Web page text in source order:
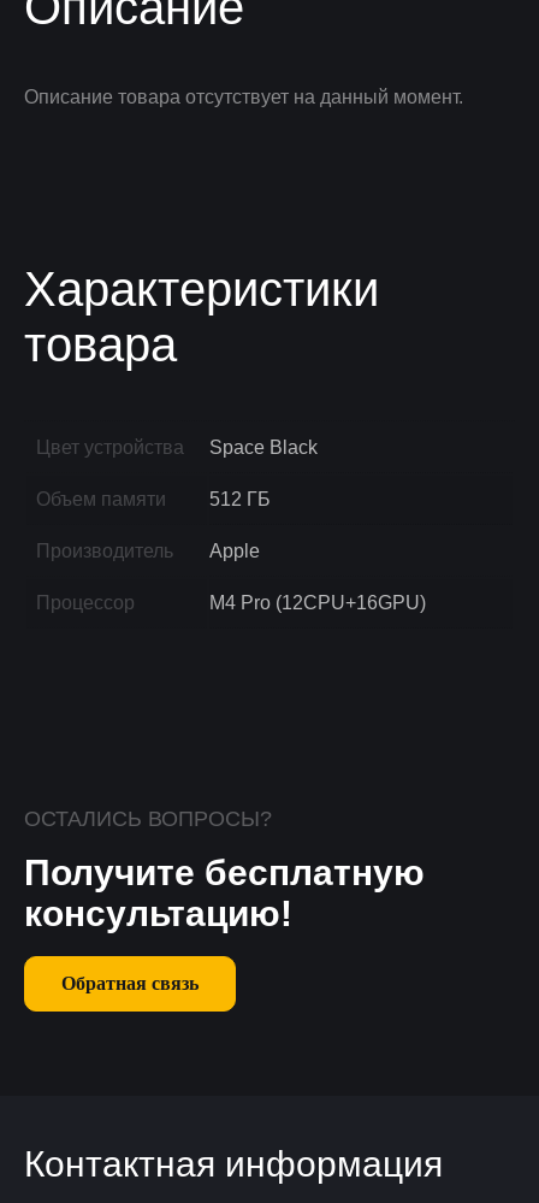
Описание товара отсутствует на данный момент.
Характеристики
товара
Цвет устройства Space Black
Объем памяти 512 ГБ
Производитель Apple
Процессор M4 Pro (12CPU+16GPU)
ОСТАЛИСЬ ВОПРОСЫ?
Получите бесплатную
консультацию!
Обратная связь
Контактная информация